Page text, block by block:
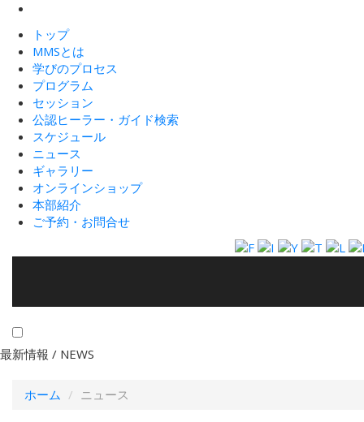
トップ
MMSとは
学びのプロセス
プログラム
セッション
公認ヒーラー・ガイド検索
スケジュール
ニュース
ギャラリー
オンラインショップ
本部紹介
ご予約・お問合せ
最新情報 / NEWS
ホーム ニュース